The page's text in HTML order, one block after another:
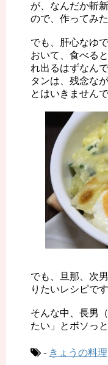
が、なんだか斬
ので、作ってみ
でも、肝心なゆ
おいて、食べる
れ出るはずなん
タンは、残念な
とはいきません
でも、旦那、次
りたいレシピです
そんな中、長男
たい」とボソっ
- きょうの料理